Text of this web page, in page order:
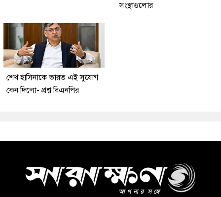
সংস্থাগুলোর
শেখ হাসিনাকে ভারত এই সুযোগ
কেন দিলো- প্রশ্ন বিএনপির